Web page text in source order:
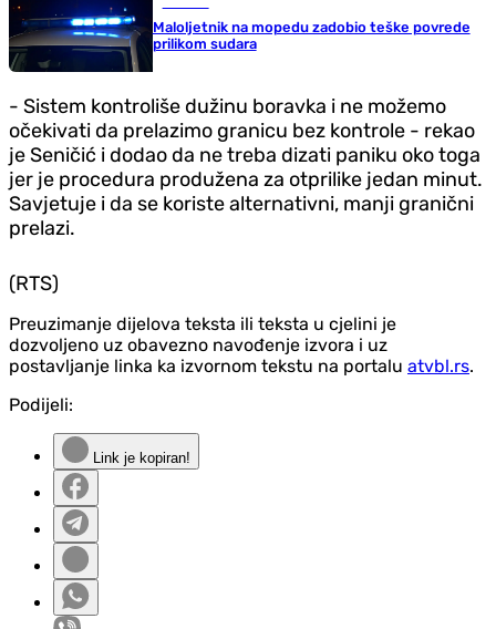
Maloljetnik na mopedu zadobio teške povrede
prilikom sudara
- Sistem kontroliše dužinu boravka i ne možemo
očekivati da prelazimo granicu bez kontrole - rekao
je Seničić i dodao da ne treba dizati paniku oko toga
jer je procedura produžena za otprilike jedan minut.
Savjetuje i da se koriste alternativni, manji granični
prelazi.
(RTS)
Preuzimanje dijelova teksta ili teksta u cjelini je
dozvoljeno uz obavezno navođenje izvora i uz
postavljanje linka ka izvornom tekstu na portalu atvbl.rs.
Podijeli:
Link je kopiran!